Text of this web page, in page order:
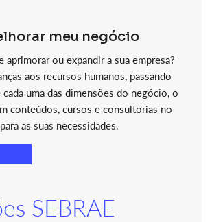
meu negócio
aprimorar ou expandir a sua empresa?
aos recursos humanos, passando
cada uma das dimensões do negócio, o
conteúdos, cursos e consultorias no
as suas necessidades.
SEBRAE